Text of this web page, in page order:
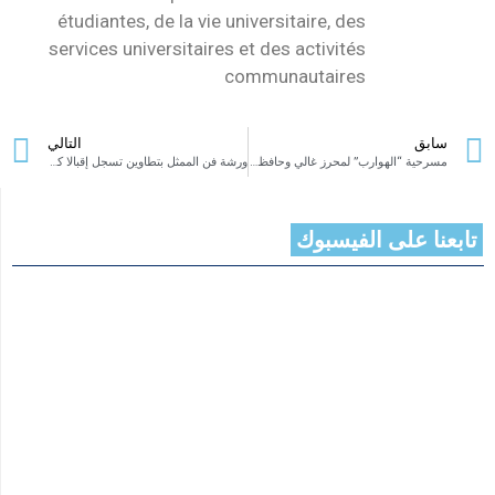
étudiantes, de la vie universitaire, des
services universitaires et des activités
communautaires
سابق
مسرحية “الهوارب” لمحرز غالي وحافظ خليفة تشارك في المهرجان الدولي للمسرح بكربلاء
التالي
ورشة فن الممثل بتطاوين تسجل إقبالا كبيرا للشباب المتعطش للمسرح ونسبة الفتيات المشاركات أكثر من الفتيان
تابعنا على الفيسبوك